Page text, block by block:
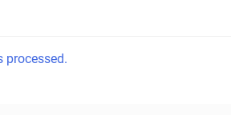
processed.